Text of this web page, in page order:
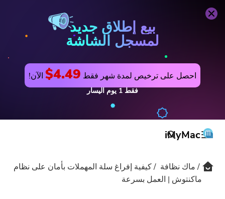
بيع إطلاق جديد
لمسجل الشاشة
احصل على ترخيص لمدة شهر فقط $4.49 الآن!
فقط1 يوماليسار
iMyMac
المنتج والحل
اشتري الآن
ماك نظافة
كيفية إفراغ سلة المهملات بأمان على نظام
ماكنتوش | العمل بسرعة